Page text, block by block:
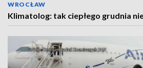
WROCŁAW
Klimatolog: tak ciepłego grudnia